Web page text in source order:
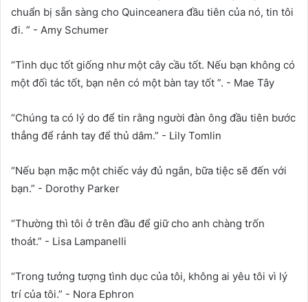
chuẩn bị sẵn sàng cho Quinceanera đầu tiên của nó, tin tôi
đi. ” - Amy Schumer
“Tình dục tốt giống như một cây cầu tốt. Nếu bạn không có
một đối tác tốt, bạn nên có một bàn tay tốt ”. - Mae Tây
“Chúng ta có lý do để tin rằng người đàn ông đầu tiên bước
thẳng để rảnh tay để thủ dâm.” - Lily Tomlin
“Nếu bạn mặc một chiếc váy đủ ngắn, bữa tiệc sẽ đến với
bạn.” - Dorothy Parker
“Thường thì tôi ở trên đầu để giữ cho anh chàng trốn
thoát.” - Lisa Lampanelli
“Trong tưởng tượng tình dục của tôi, không ai yêu tôi vì lý
trí của tôi.” - Nora Ephron